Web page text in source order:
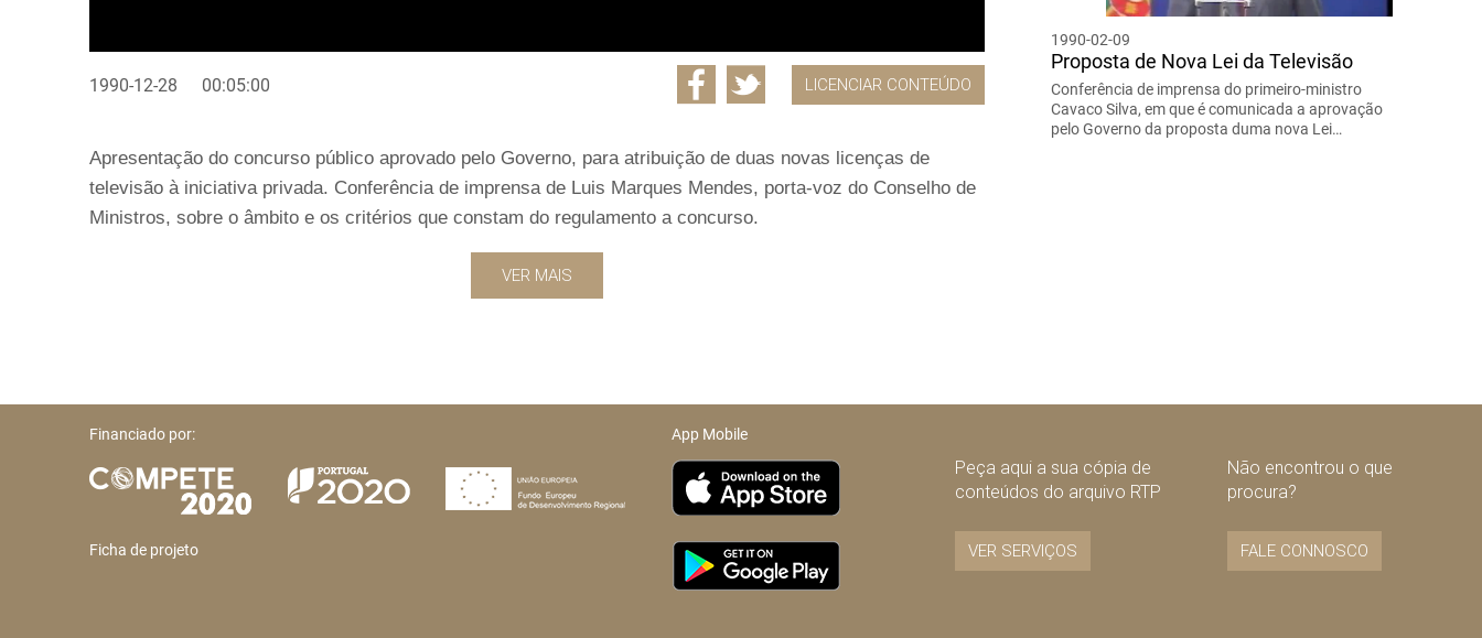
1990-12-28 00:05:00 LICENCIAR CONTEÚDO
Apresentação do concurso público aprovado pelo Governo, para atribuição de duas novas licenças de
televisão à iniciativa privada. Conferência de imprensa de Luis Marques Mendes, porta-voz do Conselho de
Ministros, sobre o âmbito e os critérios que constam do regulamento a concurso.
VER MAIS
1990-02-09
Proposta de Nova Lei da Televisão
Conferência de imprensa do primeiro-ministro
Cavaco Silva, em que é comunicada a aprovação
pelo Governo da proposta duma nova Lei…
Financiado por:
Ficha de projeto
App Mobile
Peça aqui a sua cópia de
conteúdos do arquivo RTP
VER SERVIÇOS
Não encontrou o que
procura?
FALE CONNOSCO